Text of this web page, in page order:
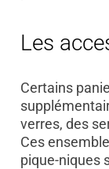
Les
Certains
verres, des
Ces
pique-niques